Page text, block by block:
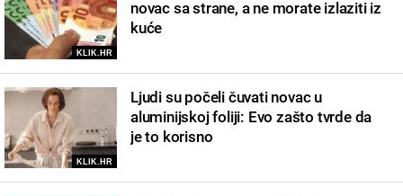
KLIK.HR
novac sa strane, a ne morate izlaziti iz
kuće
KLIK.HR
Ljudi su počeli čuvati novac u
aluminijskoj foliji: Evo zašto tvrde da
je to korisno